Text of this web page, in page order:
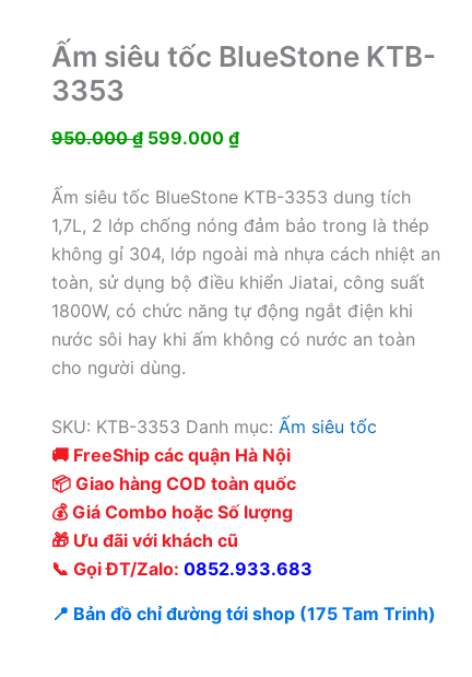
Ấm siêu tốc BlueStone KTB-
3353
950.000₫ Giá
là:
950.000 ₫.
599.000 ₫Giá
tại
là:
599.000 ₫.
Ấm siêu tốc BlueStone KTB-3353 dung tích
1,7L, 2 lớp chống nóng đảm bảo trong là thép
không gỉ 304, lớp ngoài mà nhựa cách nhiệt an
toàn, sử dụng bộ điều khiển Jiatai, công suất
1800W, có chức năng tự động ngắt điện khi
nước sôi hay khi ấm không có nước an toàn
cho người dùng.
SKU: KTB-3353 Danh mục: Ấm siêu tốc
🚚 FreeShip các quận Hà Nội
📦 Giao hàng COD toàn quốc
💰 Giá Combo hoặc Số lượng
🎁 Ưu đãi với khách cũ
📞 Gọi ĐT/Zalo: 0852.933.683
📍 Bản đồ chỉ đường tới shop (175 Tam Trinh)